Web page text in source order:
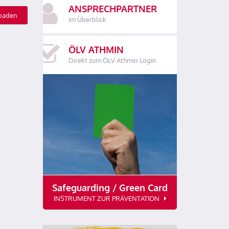
ANSPRECHPARTNER
im Überblick
ÖLV ATHMIN
Direkt zum ÖLV Athmin Login
Safeguarding / Green Card
INSTRUMENT ZUR PRÄVENTATION